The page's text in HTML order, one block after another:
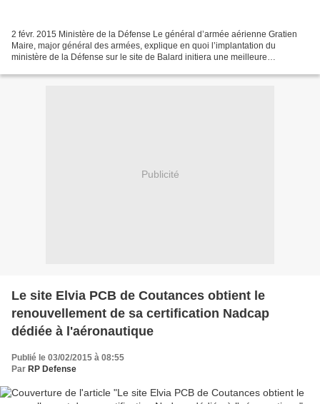
2 févr. 2015 Ministère de la Défense Le général d’armée aérienne Gratien
Maire, major général des armées, explique en quoi l’implantation du
ministère de la Défense sur le site de Balard initiera une meilleure
Publicité
Le site Elvia PCB de Coutances obtient le
renouvellement de sa certification Nadcap
dédiée à l'aéronautique
Publié le 03/02/2015 à 08:55
Par RP Defense